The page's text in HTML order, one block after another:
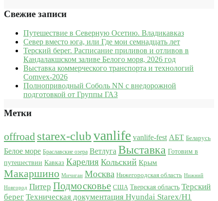
Свежие записи
Путешествие в Северную Осетию. Владикавказ
Север вместо юга, или Где мои семнадцать лет
Терский берег. Расписание приливов и отливов в
Кандалакшском заливе Белого моря, 2026 год
Выставка коммерческого транспорта и технологий
Comvex-2026
Полноприводный Соболь NN с внедорожной
подготовкой от Группы ГАЗ
Метки
offroad starex-clubvanlife vanlife-fest АБТ Беларусь
Белое море Браславские озера Ветлуга Выставка Готовим в
путешествии Кавказ Карелия Кольский Крым
Макаршино Мичиган Москва Нижегородская область Нижний
Новгород Питер Подмосковье США Тверская область Терский
берег Техническая документация Hyundai Starex/H1